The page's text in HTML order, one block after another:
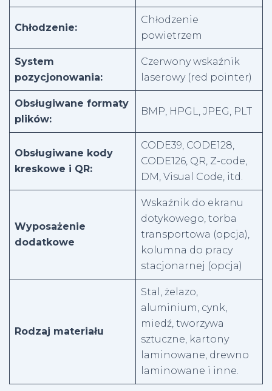
Chłodzenie:
Chłodzenie
powietrzem
System
pozycjonowania:
Czerwony wskaźnik
laserowy (red pointer)
Obsługiwane formaty
plików:
BMP, HPGL, JPEG, PLT
Obsługiwane kody
kreskowe i QR:
CODE39, CODE128,
CODE126, QR, Z-code,
DM, Visual Code, itd.
Wyposażenie
dodatkowe
Wskaźnik do ekranu
dotykowego, torba
transportowa (opcja),
kolumna do pracy
stacjonarnej (opcja)
Rodzaj materiału
Stal, żelazo,
aluminium, cynk,
miedź, tworzywa
sztuczne, kartony
laminowane, drewno
laminowane i inne.